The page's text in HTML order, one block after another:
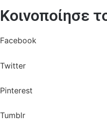
Κοινοποίησε
Facebook
Twitter
Pinterest
Tumblr